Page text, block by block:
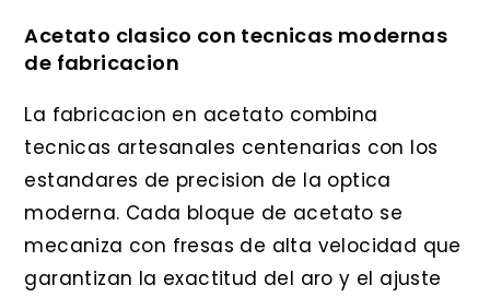
Acetato clasico con tecnicas modernas
de fabricacion
La fabricacion en acetato combina
tecnicas artesanales centenarias con los
estandares de precision de la optica
moderna. Cada bloque de acetato se
mecaniza con fresas de alta velocidad que
garantizan la exactitud del aro y el ajuste